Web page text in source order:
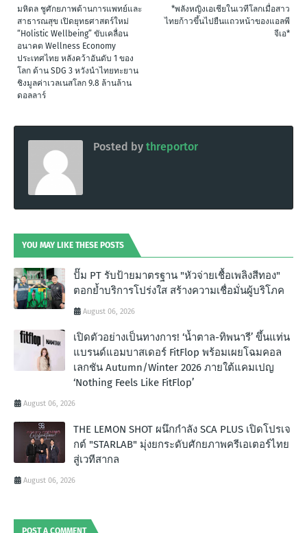
*พลังหญิงเอเชียในเวทีโลกเมื่อสาว
ไทยก้าวขึ้นไปยืนแถวหน้าของแอลพี
จีเอ*
มหิดล ชูศักยภาพด้านการแพทย์และ
สาธารณสุข เปิดยุทธศาสตร์ใหม่
“Holistic Wellbeing” ขับเคลื่อน
อนาคต Wellness Economy
ประเทศไทย หลังคว้าอันดับ 1 ของ
โลก ด้าน SDG 3 หวังนำไทยทะยาน
ชิงมูลค่าเวลเนสโลก 9.8 ล้านล้าน
ดอลลาร์
Posted by threportor
YOU MAY LIKE THESE POSTS
ปั๊ม PT รับป้ายมาตรฐาน "หัวจ่ายเชื้อเพลิงสีทอง"
ตอกย้ำบริการโปร่งใส สร้างความเชื่อมั่นผู้บริโภค
August 06, 2026
เปิดตัวอย่างเป็นทางการ! ‘น้ำตาล-ทิพนารี’ ขึ้นแท่น
แบรนด์แอมบาสเดอร์ FitFlop พร้อมเผยโฉมคอล
เลกชัน Autumn/Winter 2026 ภายใต้แคมเปญ
‘Nothing Feels Like FitFlop’
August 06, 2026
THE LEMON SHOT ผนึกกำลัง SCA PLUS เปิดโปรเจ
กต์ "STARLAB" มุ่งยกระดับศักยภาพครีเอเตอร์ไทย
สู่เวทีสากล
August 06, 2026
POST A COMMENT